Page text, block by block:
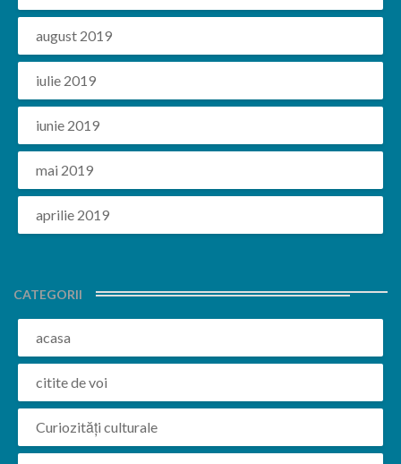
august 2019
iulie 2019
iunie 2019
mai 2019
aprilie 2019
CATEGORII
acasa
citite de voi
Curiozități culturale